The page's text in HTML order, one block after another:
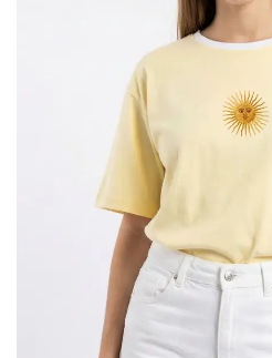
«SUNNY»
Bordado
Medio
«ARU»